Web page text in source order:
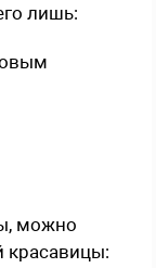
лишь:
можно
красавицы: